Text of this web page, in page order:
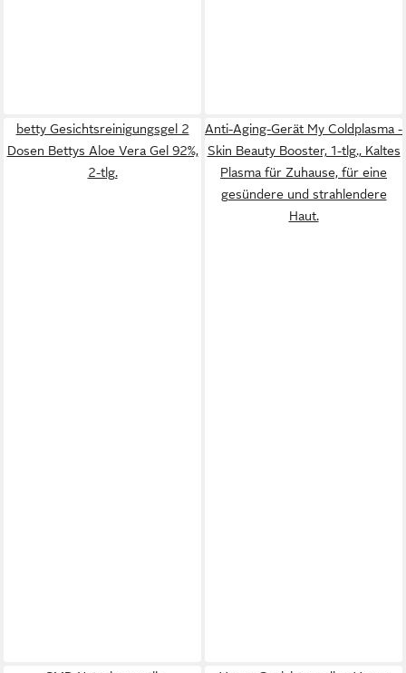
betty Gesichtsreinigungsgel 2
Dosen Bettys Aloe Vera Gel 92%,
2-tlg.
Anti-Aging-Gerät My Coldplasma -
Skin Beauty Booster, 1-tlg., Kaltes
Plasma für Zuhause, für eine
gesündere und strahlendere
Haut.